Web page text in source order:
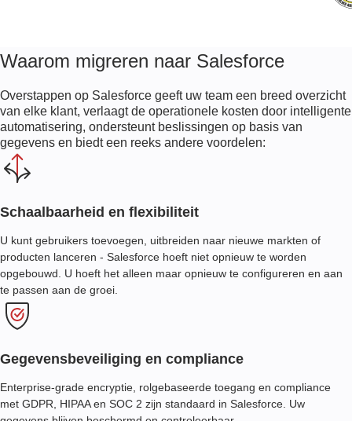
Waarom migreren naar Salesforce
Overstappen op Salesforce geeft uw team een breed overzicht
van elke klant, verlaagt de operationele kosten door intelligente
automatisering, ondersteunt beslissingen op basis van
gegevens en biedt een reeks andere voordelen:
Schaalbaarheid en flexibiliteit
U kunt gebruikers toevoegen, uitbreiden naar nieuwe markten of
producten lanceren - Salesforce hoeft niet opnieuw te worden
opgebouwd. U hoeft het alleen maar opnieuw te configureren en aan
te passen aan de groei.
Gegevensbeveiliging en compliance
Enterprise-grade encryptie, rolgebaseerde toegang en compliance
met GDPR, HIPAA en SOC 2 zijn standaard in Salesforce. Uw